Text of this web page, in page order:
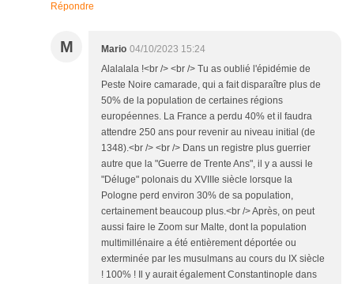
Répondre
M Mario 04/10/2023 15:24
Alalalala !<br /> <br /> Tu as oublié l'épidémie de
Peste Noire camarade, qui a fait disparaître plus de
50% de la population de certaines régions
européennes. La France a perdu 40% et il faudra
attendre 250 ans pour revenir au niveau initial (de
1348).<br /> <br /> Dans un registre plus guerrier
autre que la "Guerre de Trente Ans", il y a aussi le
"Déluge" polonais du XVIIIe siècle lorsque la
Pologne perd environ 30% de sa population,
certainement beaucoup plus.<br /> Après, on peut
aussi faire le Zoom sur Malte, dont la population
multimillénaire a été entièrement déportée ou
exterminée par les musulmans au cours du IX siècle
! 100% ! Il y aurait également Constantinople dans